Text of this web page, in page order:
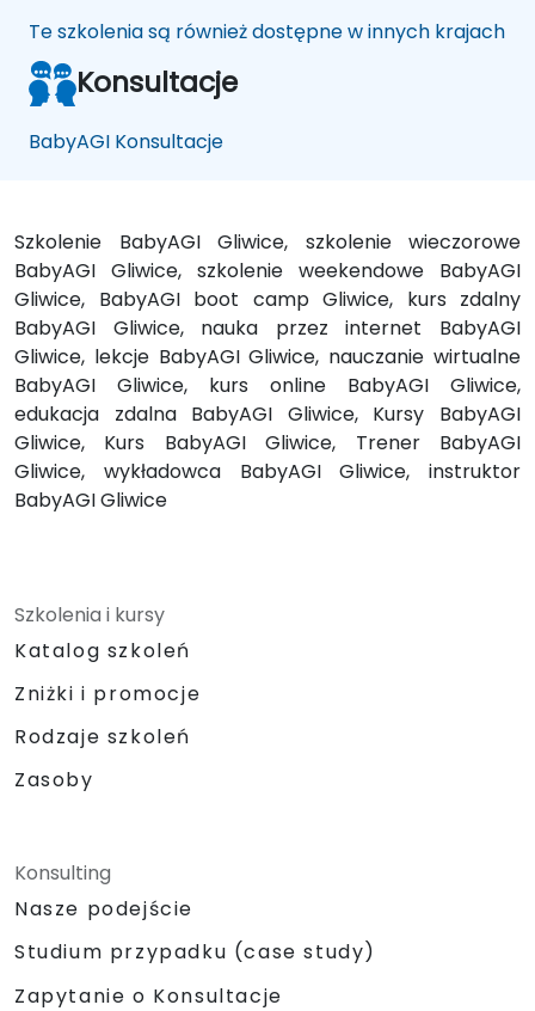
Te szkolenia są również dostępne w innych krajach
Konsultacje
BabyAGI Konsultacje
Szkolenie BabyAGI Gliwice, szkolenie wieczorowe
BabyAGI Gliwice, szkolenie weekendowe BabyAGI
Gliwice, BabyAGI boot camp Gliwice, kurs zdalny
BabyAGI Gliwice, nauka przez internet BabyAGI
Gliwice, lekcje BabyAGI Gliwice, nauczanie wirtualne
BabyAGI Gliwice, kurs online BabyAGI Gliwice,
edukacja zdalna BabyAGI Gliwice, Kursy BabyAGI
Gliwice, Kurs BabyAGI Gliwice, Trener BabyAGI
Gliwice, wykładowca BabyAGI Gliwice, instruktor
BabyAGI Gliwice
Szkolenia i kursy
Katalog szkoleń
Zniżki i promocje
Rodzaje szkoleń
Zasoby
Konsulting
Nasze podejście
Studium przypadku (case study)
Zapytanie o Konsultacje